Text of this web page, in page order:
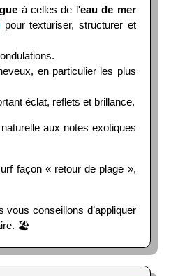
à celles de l'eau de mer
pour texturiser, structurer et
en particulier les plus
éclat, reflets et brillance.
aux notes exotiques
façon « retour de plage »,
conseillons d’appliquer
🏖